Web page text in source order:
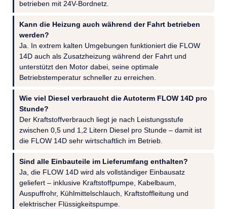
betrieben mit 24V-Bordnetz.
Kann die Heizung auch während der Fahrt betrieben
werden?
Ja. In extrem kalten Umgebungen funktioniert die FLOW
14D auch als Zusatzheizung während der Fahrt und
unterstützt den Motor dabei, seine optimale
Betriebstemperatur schneller zu erreichen.
Wie viel Diesel verbraucht die Autoterm FLOW 14D pro
Stunde?
Der Kraftstoffverbrauch liegt je nach Leistungsstufe
zwischen 0,5 und 1,2 Litern Diesel pro Stunde – damit ist
die FLOW 14D sehr wirtschaftlich im Betrieb.
Sind alle Einbauteile im Lieferumfang enthalten?
Ja, die FLOW 14D wird als vollständiger Einbausatz
geliefert – inklusive Kraftstoffpumpe, Kabelbaum,
Auspuffrohr, Kühlmittelschlauch, Kraftstoffleitung und
elektrischer Flüssigkeitspumpe.